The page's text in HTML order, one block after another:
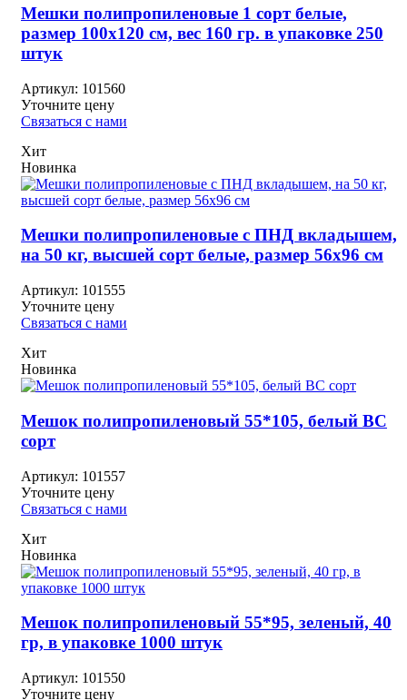
Мешки полипропиленовые 1 сорт белые,
размер 100х120 см, вес 160 гр. в упаковке 250
штук
Артикул: 101560
Уточните цену
Связаться с нами
Хит
Новинка
Мешки полипропиленовые с ПНД вкладышем,
на 50 кг, высшей сорт белые, размер 56х96 см
Артикул: 101555
Уточните цену
Связаться с нами
Хит
Новинка
Мешок полипропиленовый 55*105, белый ВС
сорт
Артикул: 101557
Уточните цену
Связаться с нами
Хит
Новинка
Мешок полипропиленовый 55*95, зеленый, 40
гр, в упаковке 1000 штук
Артикул: 101550
Уточните цену